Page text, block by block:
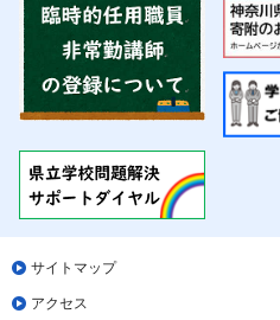
サイトマップ
アクセス